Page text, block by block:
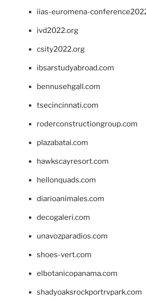
iias-euromena-
ivd2022.org
csity2022.org
ibsarstudyabroad.com
bennusehgall.com
tsecincinnati.com
roderconstructiongroup.com
plazabatai.com
hawkscayresort.com
hellonquads.com
diarioanimales.com
decogaleri.com
unavozparadios.com
shoes-vert.com
elbotanicopanama.com
shadyoaksrockportrvpark.com